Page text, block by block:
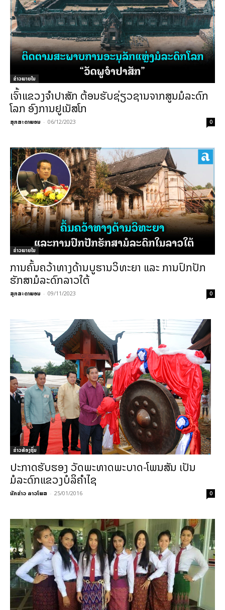
ຂ່າວພາຍ​ໃນ
ເຈົ້າແຂວງຈຳປາສັກ ຕ້ອນຮັບຊ່ຽວຊານຈາກສູນມໍລະດົກ
ໂລກ ອົງການຢູເນັສໂກ
ສຸກສະດາພອນ - 06/12/2023 0
ຂ່າວພາຍ​ໃນ
ການຄົ້ນຄວ້າທາງດ້ານບູຮານວິທະຍາ ແລະ ການປົກປັກ
ຮັກສາມໍລະດົກລາວໃຕ້
ສຸກສະດາພອນ - 09/11/2023 0
ຂ່າວທ້ອງຖິ່ນ
ປະກາດຮັບຮອງ ວັດພະທາດພະບາດ-ໂພນສັນ ເປັນ
ມໍລະດົກແຂວງບໍລິຄຳໄຊ
ນັກຂ່າວ ລາວໂພສ - 25/01/2016 0